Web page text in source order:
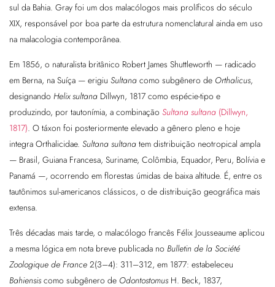
sul da Bahia. Gray foi um dos malacólogos mais prolíficos do século
XIX, responsável por boa parte da estrutura nomenclatural ainda em uso
na malacologia contemporânea.
Em 1856, o naturalista britânico Robert James Shuttleworth — radicado
em Berna, na Suíça — erigiu Sultana como subgênero de Orthalicus,
designando Helix sultana Dillwyn, 1817 como espécie-tipo e
produzindo, por tautonímia, a combinação Sultana sultana (Dillwyn,
1817). O táxon foi posteriormente elevado a gênero pleno e hoje
integra Orthalicidae. Sultana sultana tem distribuição neotropical ampla
— Brasil, Guiana Francesa, Suriname, Colômbia, Equador, Peru, Bolívia e
Panamá —, ocorrendo em florestas úmidas de baixa altitude. É, entre os
tautônimos sul-americanos clássicos, o de distribuição geográfica mais
extensa.
Três décadas mais tarde, o malacólogo francês Félix Jousseaume aplicou
a mesma lógica em nota breve publicada no Bulletin de la Société
Zoologique de France 2(3–4): 311–312, em 1877: estabeleceu
Bahiensiscomo subgênero de OdontostomusH. Beck, 1837,